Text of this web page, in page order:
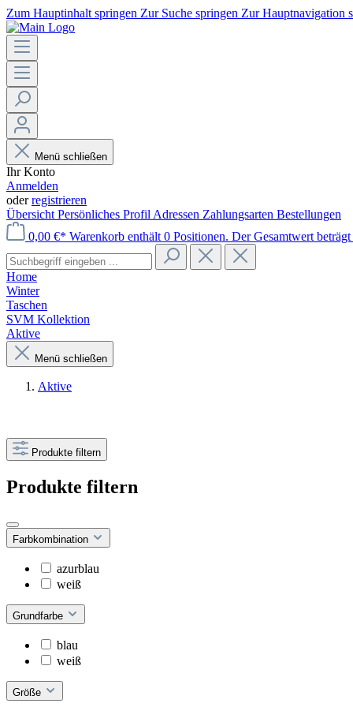
Zum Hauptinhalt springen Zur Suche springen Zur Hauptnavigation
Menü schließen
Ihr Konto
Anmelden
oderregistrieren
Übersicht Persönliches Profil Adressen Zahlungsarten Bestellungen
0,00 €* Warenkorb enthält 0 Positionen. Der Gesamtwert
Home
Winter
Taschen
SVM Kollektion
Aktive
Menü schließen
Aktive
Produkte filtern
Produkte filtern
Farbkombination
azurblau
weiß
Grundfarbe
blau
weiß
Größe